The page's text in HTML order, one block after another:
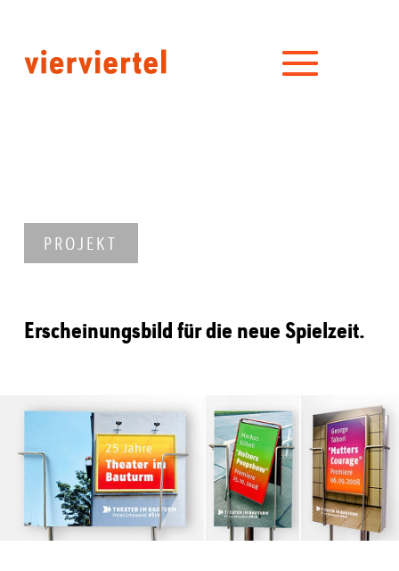
PROJEKT
Erscheinungsbild für die neue Spielzeit.